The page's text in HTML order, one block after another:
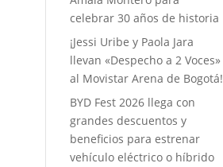
celebrar 30 años de historia
¡Jessi Uribe y Paola Jara
llevan «Despecho a 2 Voces»
al Movistar Arena de Bogotá!
BYD Fest 2026 llega con
grandes descuentos y
beneficios para estrenar
vehículo eléctrico o híbrido